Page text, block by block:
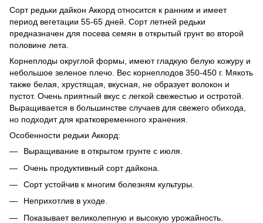
Сорт редьки дайкон Аккорд относится к ранним и имеет
период вегетации 55-65 дней. Сорт летней редьки
предназначен для посева семян в открытый грунт во второй
половине лета.
Корнеплоды округлой формы, имеют гладкую белую кожуру и
небольшое зеленое плечо. Вес корнеплодов 350-450 г. Мякоть
также белая, хрустящая, вкусная, не образует волокон и
пустот. Очень приятный вкус с легкой свежестью и остротой.
Выращивается в большинстве случаев для свежего обихода,
но подходит для кратковременного хранения.
Особенности редьки Аккорд:
Выращивание в открытом грунте с июля.
Очень продуктивный сорт дайкона.
Сорт устойчив к многим болезням культуры.
Неприхотлив в уходе.
Показывает великолепную и высокую урожайность.